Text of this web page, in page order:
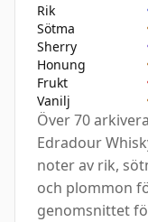
Rik
Sötma
Sherry
Honung
Frukt
Vanilj
Över 70
Edradour
noter av rik,
och plommon
genomsnittet